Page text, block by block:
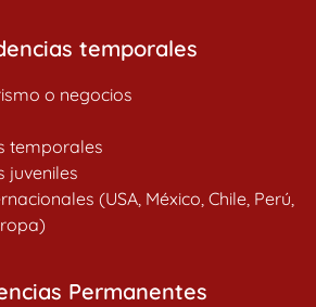
temporales
o negocios
temporales
juveniles
(USA, México, Chile, Perú,
Permanentes